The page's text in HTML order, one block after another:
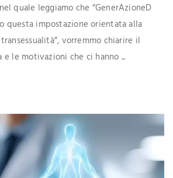
quale leggiamo che “GenerAzioneD
questa impostazione orientata alla
vorremmo chiarire il
le motivazioni che ci hanno ...